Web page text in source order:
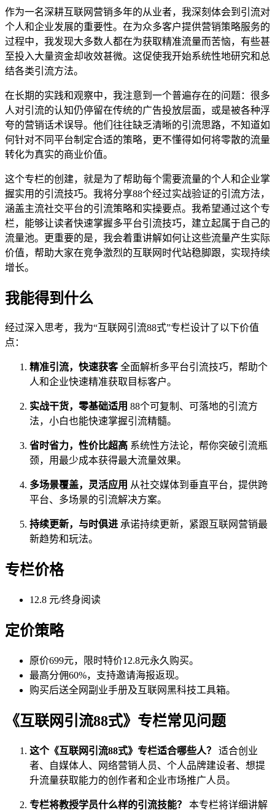
作为一名深耕互联网营销多年的从业者，我深刻体会到引流对
个人和企业发展的重要性。在为众多客户提供营销策略服务的
过程中，我发现大多数人都在为获取精准流量而苦恼，有些甚
至投入大量资金却收效甚微。这促使我开始系统性地研究和总
结各类引流方法。
在长期的实践和观察中，我注意到一个普遍存在的问题：很多
人对引流的认知仍停留在传统的广告投放层面，或是被各种浮
夸的营销话术误导。他们往往缺乏清晰的引流思路，不知道如
何针对不同平台制定合适的策略，更不懂得如何将零散的流量
转化为真实的商业价值。
这个专栏的创建，就是为了帮助每个需要流量的个人和企业掌
握实用的引流技巧。我将分享88个经过实战验证的引流方法，
涵盖主流社交平台的引流策略和实操要点。我希望通过这个专
栏，能够让读者快速掌握多平台引流技巧，建立起属于自己的
流量池。更重要的是，我会着重讲解如何让这些流量产生实际
价值，帮助大家在竞争激烈的互联网时代站稳脚跟，实现持续
增长。
我能得到什么
经过深入思考，我为“互联网引流88式”专栏设计了以下价值
点：
精准引流，快速获客全面解析多平台引流技巧，帮助个
人和企业快速精准获取目标客户。
实战干货，零基础适用 88个可复制、可落地的引流方
法，小白也能快速掌握引流精髓。
省时省力，性价比超高 系统性方法论，帮你突破引流瓶
颈，用最少成本获得最大流量效果。
多场景覆盖，灵活应用 从社交媒体到垂直平台，提供跨
平台、多场景的引流解决方案。
持续更新，与时俱进 承诺持续更新，紧跟互联网营销最
新趋势和玩法。
专栏价格
12.8 元/终身阅读
定价策略
原价699元，限时特价12.8元永久购买。
最高分佣60%，支持邀请海报返现。
购买后送全网副业手册及互联网黑科技工具箱。
《互联网引流88式》专栏常见问题
这个《互联网引流88式》专栏适合哪些人？
适合创业
者、自媒体人、网络营销人员、个人品牌建设者、想提
升流量获取能力的创作者和企业市场推广人员。
专栏将教授学员什么样的引流技能？ 本专栏将详细讲解